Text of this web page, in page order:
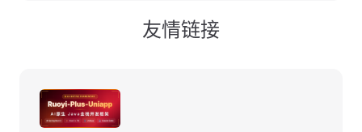
友情链接